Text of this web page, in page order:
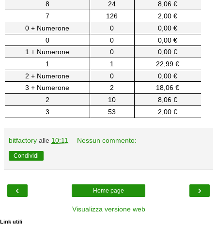
8
24
8,06 €
7
126
2,00 €
0 + Numerone
0
0,00 €
0
0
0,00 €
1 + Numerone
0
0,00 €
1
1
22,99 €
2 + Numerone
0
0,00 €
3 + Numerone
2
18,06 €
2
10
8,06 €
3
53 2,00 €
bitfactory alle 10:11 Nessun commento:
Condividi
‹ ›
Home page
Visualizza versione web
Link utili